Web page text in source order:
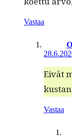
Vastaa
Eivät
Vastaa